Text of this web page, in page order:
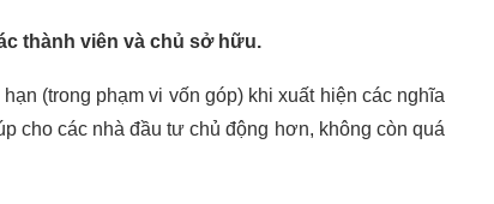
thành viên và chủ sở hữu.
(trong phạm vi vốn góp) khi xuất hiện các nghĩa
cho các nhà đầu tư chủ động hơn, không còn quá